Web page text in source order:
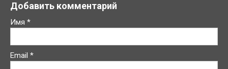
Добавить комментарий
Имя *
Email *